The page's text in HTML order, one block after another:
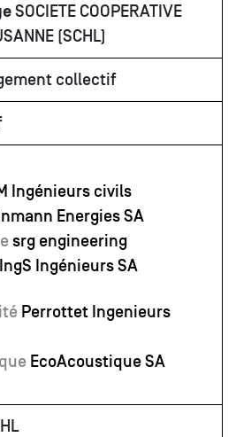
SOCIETE COOPERATIVE
(SCHL)
collectif
Ingénieurs civils
Energies SA
srg engineering
Ingénieurs SA
Perrottet Ingenieurs
EcoAcoustique SA